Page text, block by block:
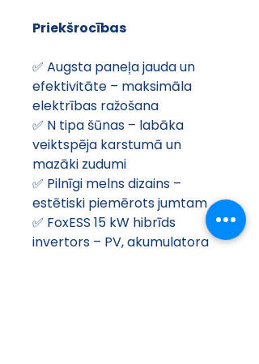
Priekšrocības
✅ Augsta paneļa jauda un
efektivitāte – maksimāla
elektrības ražošana
✅ N tipa šūnas – labāka
veiktspēja karstumā un
mazāki zudumi
✅ Pilnīgi melns dizains –
estētiski piemērots jumtam
✅ FoxESS 15 kW hibrīds
invertors – PV, akumulatora